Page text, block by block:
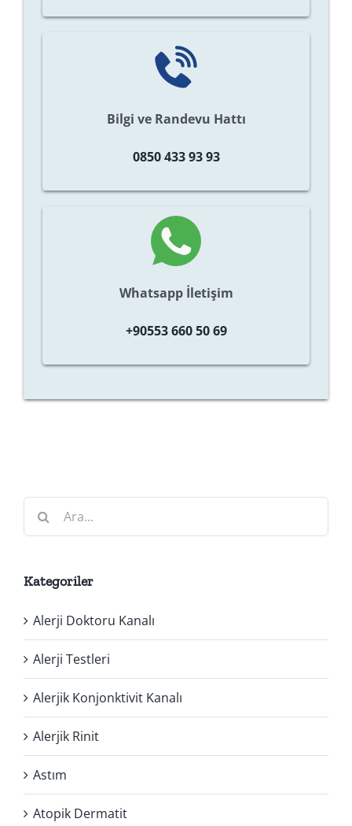
Bilgi ve Randevu Hattı
0850 433 93 93
Whatsapp İletişim
+90553 660 50 69
Kategoriler
Alerji Doktoru Kanalı
Alerji Testleri
Alerjik Konjonktivit Kanalı
Alerjik Rinit
Astım
Atopik Dermatit